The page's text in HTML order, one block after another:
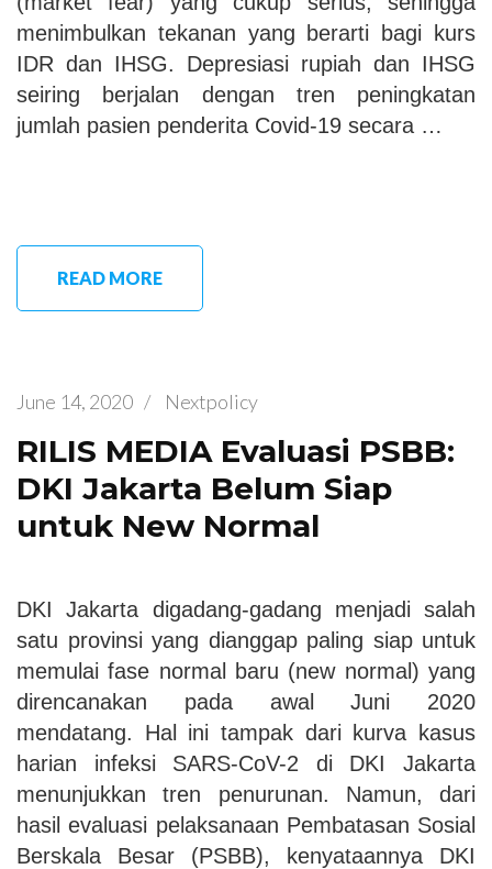
menimbulkan tekanan yang berarti bagi kurs
IDR dan IHSG. Depresiasi rupiah dan IHSG
seiring berjalan dengan tren peningkatan
jumlah pasien penderita Covid-19 secara …
READ MORE
June 14, 2020 / Nextpolicy
RILIS MEDIA Evaluasi PSBB:
DKI Jakarta Belum Siap
untuk New Normal
DKI Jakarta digadang-gadang menjadi salah
satu provinsi yang dianggap paling siap untuk
memulai fase normal baru (new normal) yang
direncanakan pada awal Juni 2020
mendatang. Hal ini tampak dari kurva kasus
harian infeksi SARS-CoV-2 di DKI Jakarta
menunjukkan tren penurunan. Namun, dari
hasil evaluasi pelaksanaan Pembatasan Sosial
Berskala Besar (PSBB), kenyataannya DKI